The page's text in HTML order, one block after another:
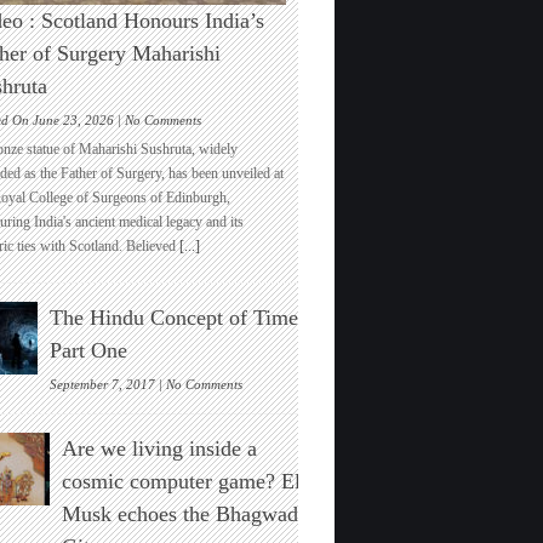
: Scotland Honours India’s
of Surgery Maharishi
On June 23, 2026 |No Commentson
Video
:
Scotland
Honours
India’s
Father
of
Surgery
Maharishi
Sushruta
statue of Maharishi Sushruta, widely
as the Father of Surgery, has been unveiled at
College of Surgeons of Edinburgh,
India's ancient medical legacy and its
ties with Scotland. Believed[...]
The Hindu Concept of Time :
Part One
September 7, 2017 |No Commentson
The
Hindu
Concept
of
Time
:
Part
Are we living inside a
cosmic computer game? Elon
Musk echoes the Bhagwad